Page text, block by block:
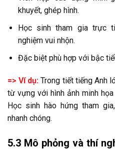
khuyết, ghép hình.
Học sinh tham gia trực
nghiệm vui nhộn.
Đặc biệt phù hợp với bậc
=> Ví dụ: Trong tiết tiếng Anh
từ vựng với hình ảnh minh
Học sinh hào hứng tham
nhanh chóng.
5.3 Mô phỏng và thí